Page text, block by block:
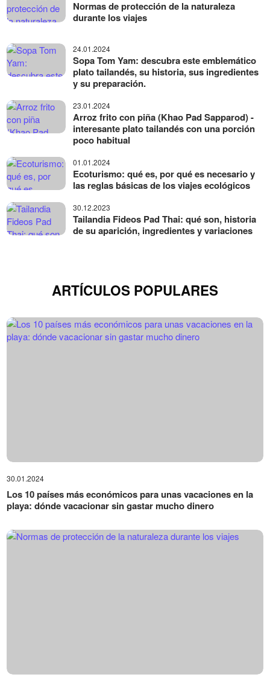
Normas de protección de la naturaleza
durante los viajes
24.01.2024
Sopa Tom Yam: descubra este emblemático
plato tailandés, su historia, sus ingredientes
y su preparación.
23.01.2024
Arroz frito con piña (Khao Pad Sapparod) -
interesante plato tailandés con una porción
poco habitual
01.01.2024
Ecoturismo: qué es, por qué es necesario y
las reglas básicas de los viajes ecológicos
30.12.2023
Tailandia Fideos Pad Thai: qué son, historia
de su aparición, ingredientes y variaciones
ARTÍCULOS POPULARES
30.01.2024
Los 10 países más económicos para unas vacaciones en la
playa: dónde vacacionar sin gastar mucho dinero